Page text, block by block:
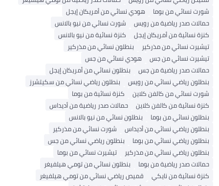
شورت نسائي من بوما
هودي نسائي من أمريكان إيجل
حمالات صدر رياضية من رويس
شورت نسائي من نيو بالانس
كنزة نسائية من أمريكان إيجل
كنزة نسائية من نيو بالانس
تيشيرت نسائي من مذركير
بنطلون نسائي من مذركير
تيشيرت نسائي من جس
هودي نسائي من جس
حمالات صدر رياضية من جس
بنطلون نسائي من أمريكان إيجل
بنطلون رياضي نسائي من رويس
بنطلون رياضي نسائي من سكيتشرز
شورت نسائي من كالفن كلاين
كنزة نسائية من بوما
كنزة نسائية من كالفن كلاين
حمالات صدر رياضية من أديداس
بنطلون نسائي من بوما
بنطلون نسائي من نيو بالانس
بنطلون رياضي نسائي من أديداس
شورت نسائي من مذركير
بنطلون رياضي نسائي من بوما
بنطلون رياضي نسائي من جس
بنطلون رياضي نسائي من مذركير
تيشيرت نسائي من بوما
حمالات صدر رياضية من بوما
بنطلون نسائي من تومي هيلفيغر
كنزة نسائية من نايكي
قميص رياضي نسائي من تومي هيلفيغر